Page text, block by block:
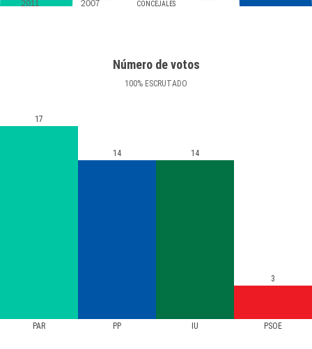
CONCEJALES
2011 2007
Número de votos
100% ESCRUTADO
PAR PP IU PSOE
17
14 14
3